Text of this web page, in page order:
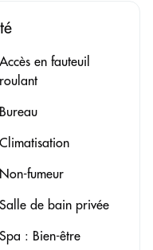
Accès en fauteuil
roulant
Bureau
Climatisation
Non-fumeur
Salle de bain privée
Spa : Bien-être